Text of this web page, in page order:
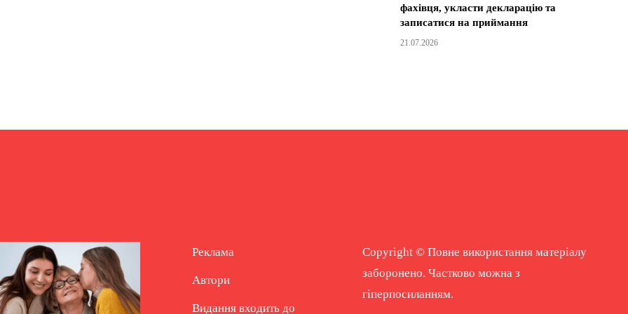
фахівця, укласти декларацію та
записатися на приймання
21.07.2026
Реклама
Автори
Видання входить до
Copyright © Повне використання матеріалу
заборонено. Частково можна з
гіперпосиланням.